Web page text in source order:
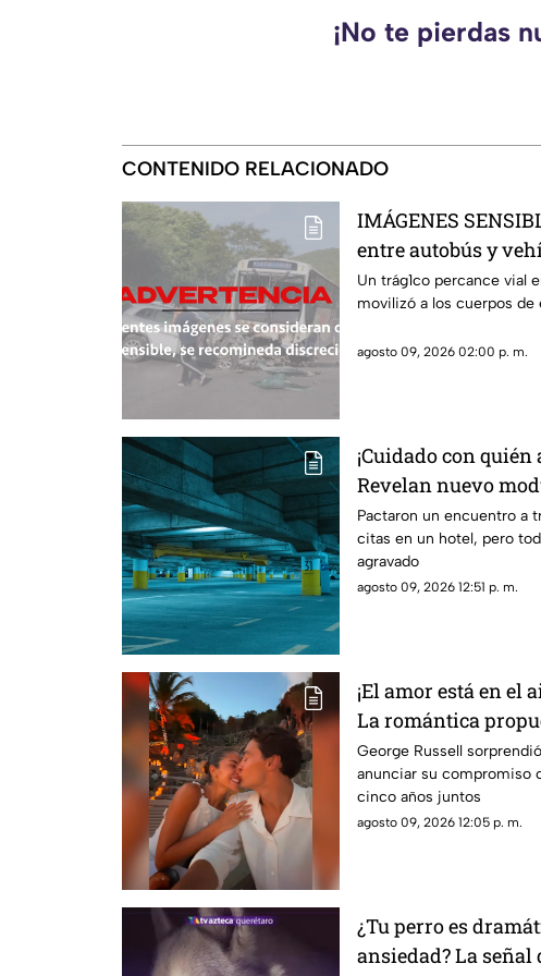
¡No te pierdas
CONTENIDO RELACIONADO
IMÁGENES
entre autobús y
fatal y nueve
Un trág1co percance vial
movilizó a los cuerpos
agosto 09, 2026 02:00 p. m.
¡Cuidado con
Revelan nuevo
tras conocerse de
citas
Pactaron un encuentro a
citas en un hotel, pero
agravado
agosto 09, 2026 12:51 p. m.
¡El amor está en el
La romántica
de George Russell a
George Russell
anunciar su compromiso
cinco años juntos
agosto 09, 2026 12:05 p. m.
¿Tu perro es
ansiedad? La señal